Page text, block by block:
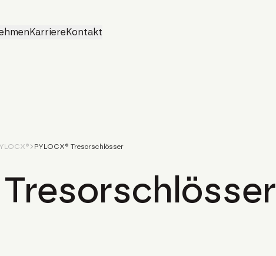
KarriereKontakt
PYLOCX® Tresorschlösser
Tresorschlösser